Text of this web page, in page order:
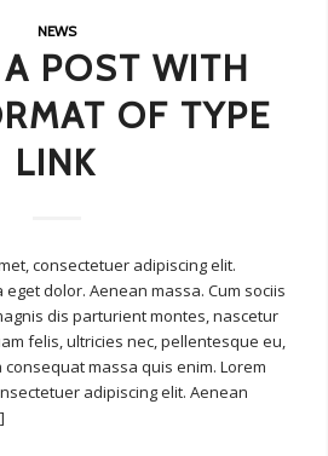
NEWS
POST WITH
OF TYPE
LINK
consectetuer adipiscing elit.
dolor. Aenean massa. Cum sociis
dis parturient montes, nascetur
felis, ultricies nec, pellentesque eu,
massa quis enim. Lorem
adipiscing elit. Aenean